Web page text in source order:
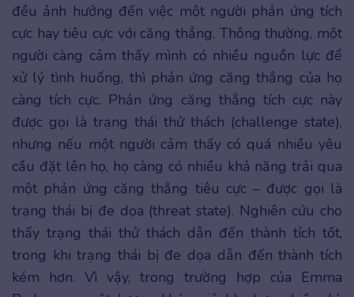
đều ảnh hưởng đến việc một người phản ứng tích
cực hay tiêu cực với căng thẳng. Thông thường, một
người càng cảm thấy mình có nhiều nguồn lực để
xử lý tình huống, thì phản ứng căng thẳng của họ
càng tích cực. Phản ứng căng thẳng tích cực này
được gọi là trạng thái thử thách (challenge state),
nhưng nếu một người cảm thấy có quá nhiều yêu
cầu đặt lên họ, họ càng có nhiều khả năng trải qua
một phản ứng căng thẳng tiêu cực – được gọi là
trạng thái bị đe dọa (threat state). Nghiên cứu cho
thấy trạng thái thử thách dẫn đến thành tích tốt,
trong khi trạng thái bị đe dọa dẫn đến thành tích
kém hơn. Vì vậy, trong trường hợp của Emma